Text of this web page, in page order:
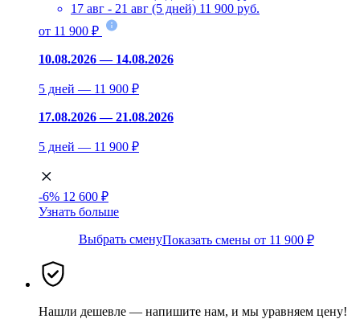
17 авг - 21 авг (5 дней) 11 900 руб.
от 11 900 ₽
10.08.2026 — 14.08.2026
5 дней — 11 900 ₽
17.08.2026 — 21.08.2026
5 дней — 11 900 ₽
-6% 12 600 ₽
Узнать больше
Выбрать сменуПоказать смены от 11 900 ₽
Нашли дешевле — напишите нам, и мы уравняем цену!